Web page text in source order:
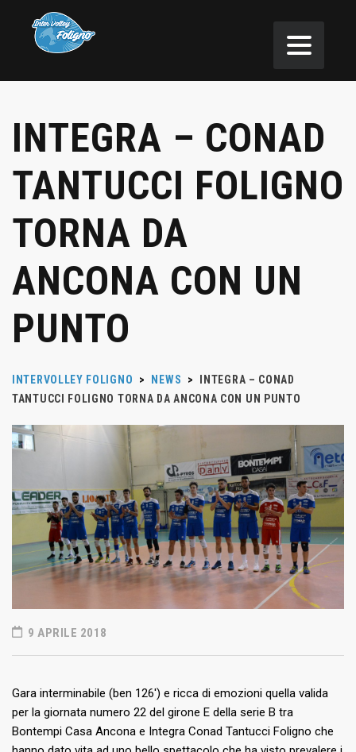
INTEGRA – CONAD
TANTUCCI FOLIGNO
TORNA DA
ANCONA CON UN
PUNTO
INTERVOLLEY FOLIGNO > NEWS >
INTEGRA – CONAD
TANTUCCI FOLIGNO TORNA DA ANCONA CON UN PUNTO
9 APRILE 2018
Gara interminabile (ben 126′) e ricca di emozioni quella valida
per la giornata numero 22 del girone E della serie B tra
Bontempi Casa Ancona e Integra Conad Tantucci Foligno che